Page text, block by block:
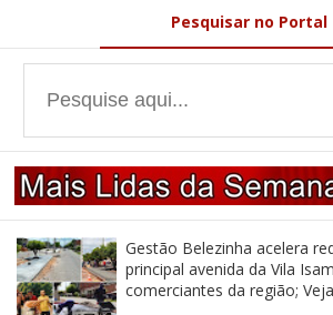
Pesquisar no Portal
Gestão Belezinha acelera
principal avenida da Vila
comerciantes da região;